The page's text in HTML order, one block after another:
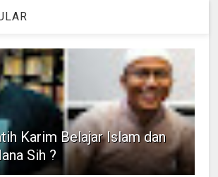
Karim Belajar Islam dan
Sih ?